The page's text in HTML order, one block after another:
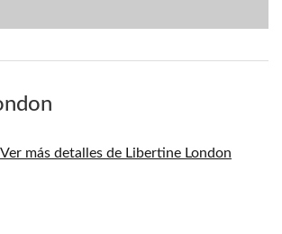
Ver más detalles de Libertine London